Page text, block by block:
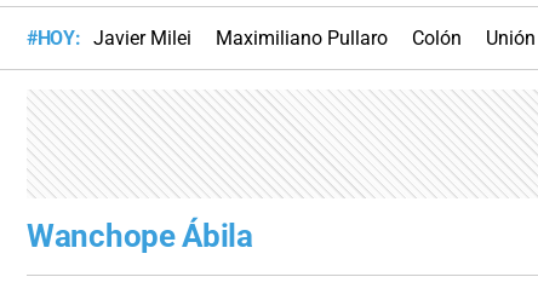
#HOY: Javier Milei Maximiliano Pullaro Colón Unión
Wanchope Ábila